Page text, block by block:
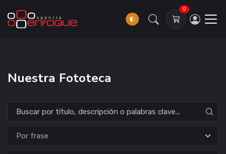
0
Nuestra Fototeca